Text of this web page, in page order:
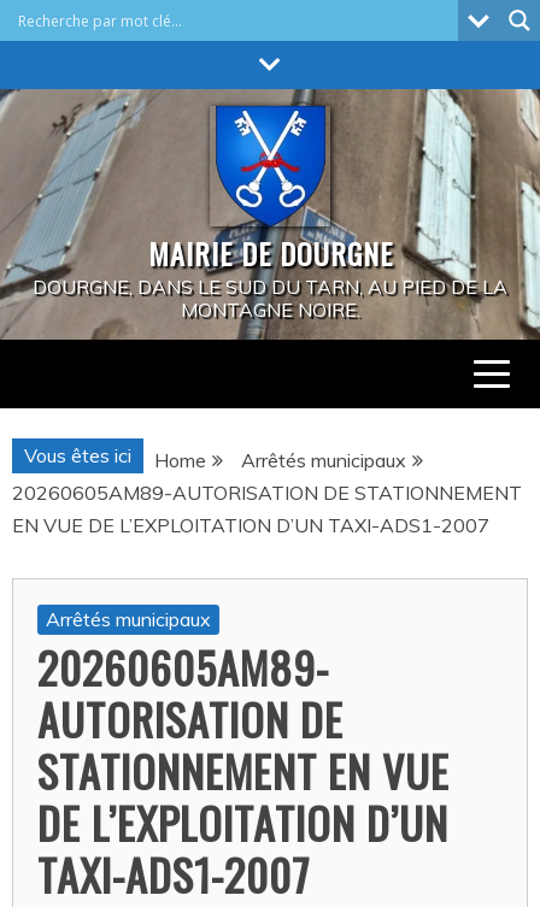
to
content
MAIRIE DE DOURGNE
DOURGNE, DANS LE SUD DU TARN, AU PIED DE LA
MONTAGNE NOIRE.
Vous êtes ici Home
Arrêtés municipaux
20260605AM89-AUTORISATION DE STATIONNEMENT
EN VUE DE L’EXPLOITATION D’UN TAXI-ADS1-2007
Arrêtés municipaux
20260605AM89-
AUTORISATION DE
STATIONNEMENT EN VUE
DE L’EXPLOITATION D’UN
TAXI-ADS1-2007